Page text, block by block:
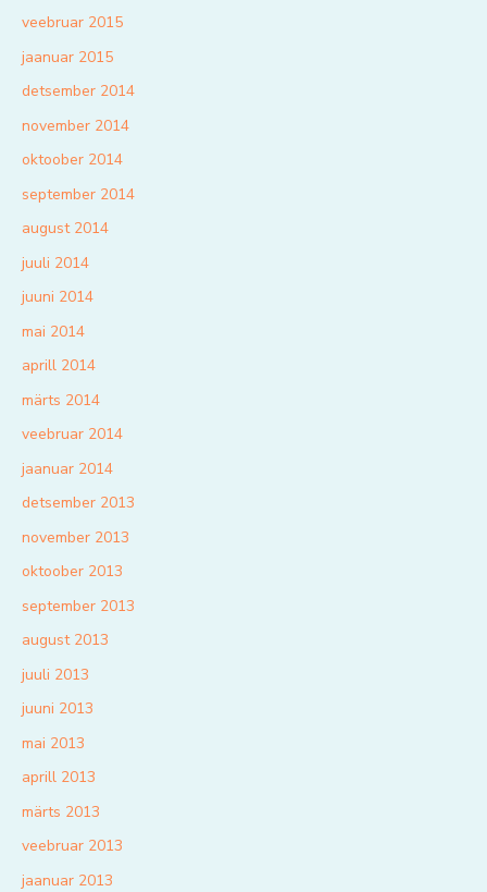
veebruar 2015
jaanuar 2015
detsember 2014
november 2014
oktoober 2014
september 2014
august 2014
juuli 2014
juuni 2014
mai 2014
aprill 2014
märts 2014
veebruar 2014
jaanuar 2014
detsember 2013
november 2013
oktoober 2013
september 2013
august 2013
juuli 2013
juuni 2013
mai 2013
aprill 2013
märts 2013
veebruar 2013
jaanuar 2013